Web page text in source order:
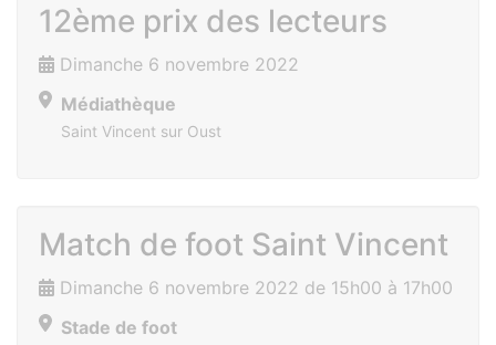
12ème prix des lecteurs
Dimanche 6 novembre 2022
Médiathèque
Saint Vincent sur Oust
Match de foot Saint Vincent
Dimanche 6 novembre 2022 de 15h00 à 17h00
Stade de foot